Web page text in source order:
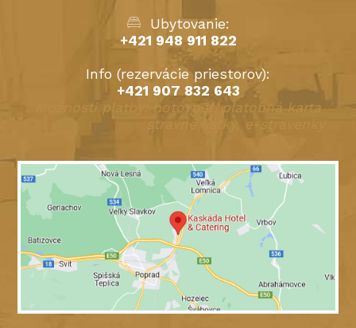
Ubytovanie:
+421 948 911 822
Info (rezervácie priestorov):
+421 907 832 643
Možnosti platby: hotovosť, platobná karta
stravné lístky, e-stravenky